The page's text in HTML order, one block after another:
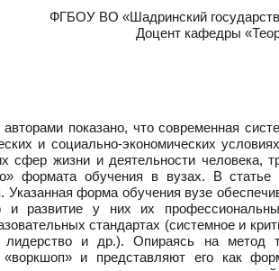
ФГБОУ ВО «Шадринский
Доцент кафедры
авторами показано, что современная
и социально-экономических
сфер жизни и деятельности человека,
формата обучения в вузах. В
форма обучения вузе
и развитие у них их
стандартах (системное и
и др.). Опираясь на метод
и представляют его как